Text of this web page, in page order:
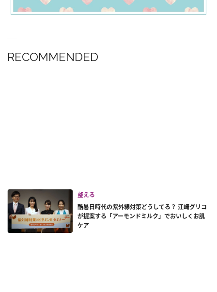
RECOMMENDED
整える
酷暑日時代の紫外線対策どうしてる？ 江崎グリコ
が提案する「アーモンドミルク」でおいしくお肌
ケア